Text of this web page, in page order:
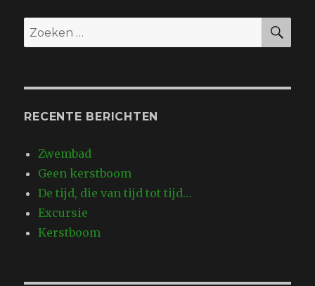
Zoeken
naar:
RECENTE BERICHTEN
Zwembad
Geen kerstboom
De tijd, die van tijd tot tijd…
Excursie
Kerstboom